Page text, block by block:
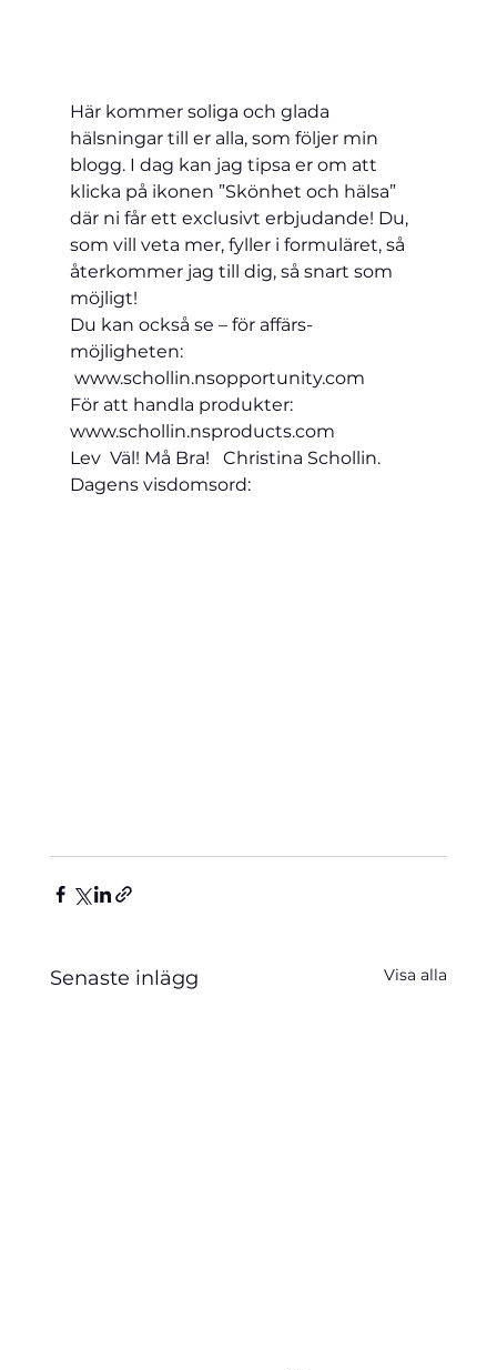
Här kommer soliga och glada
hälsningar till er alla, som följer min
blogg. I dag kan jag tipsa er om att
klicka på ikonen ”Skönhet och hälsa”
där ni får ett exclusivt erbjudande! Du,
som vill veta mer, fyller i formuläret, så
återkommer jag till dig, så snart som
möjligt!
Du kan också se – för affärs-
möjligheten:
www.schollin.nsopportunity.com
För att handla produkter:
www.schollin.nsproducts.com
Lev  Väl! Må Bra!   Christina Schollin.
Dagens visdomsord:
Senaste inlägg Visa alla